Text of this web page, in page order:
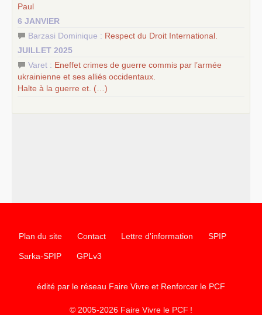
Paul
6 JANVIER
Barzasi Dominique : Respect du Droit International.
JUILLET 2025
Varet : Eneffet crimes de guerre commis par l’armée
ukrainienne et ses alliés occidentaux.
Halte à la guerre et. (…)
Plan du site Contact Lettre d'information SPIP
Sarka-SPIP GPLv3
édité par le réseau Faire Vivre et Renforcer le PCF
© 2005-2026 Faire Vivre le PCF !